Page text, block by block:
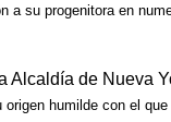
a su progenitora en
origen humilde con el